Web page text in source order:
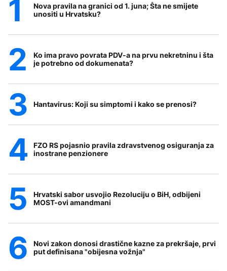
Nova pravila na granici od 1. juna; Šta ne smijete
unositi u Hrvatsku?
Ko ima pravo povrata PDV-a na prvu nekretninu i šta
je potrebno od dokumenata?
Hantavirus: Koji su simptomi i kako se prenosi?
FZO RS pojasnio pravila zdravstvenog osiguranja za
inostrane penzionere
Hrvatski sabor usvojio Rezoluciju o BiH, odbijeni
MOST-ovi amandmani
Novi zakon donosi drastične kazne za prekršaje, prvi
put definisana "obijesna vožnja"